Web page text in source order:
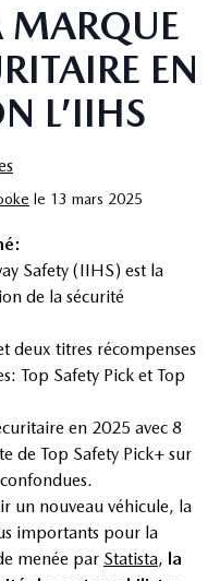
EN
L’IIHS
le 13 mars 2025
Safety (IIHS) est la
de la sécurité
deux titres récompenses
Top Safety Pick et Top
en 2025 avec 8
de Top Safety Pick+ sur
un nouveau véhicule, la
importants pour la
menée par Statista, la